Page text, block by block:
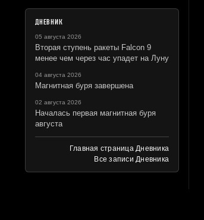
ДНЕВНИК
05 августа 2026
Вторая ступень ракеты Falcon 9
менее чем через час упадет на Луну
04 августа 2026
Магнитная буря завершена
02 августа 2026
Началась первая магнитная буря
августа
Главная страница Дневника
Все записи Дневника